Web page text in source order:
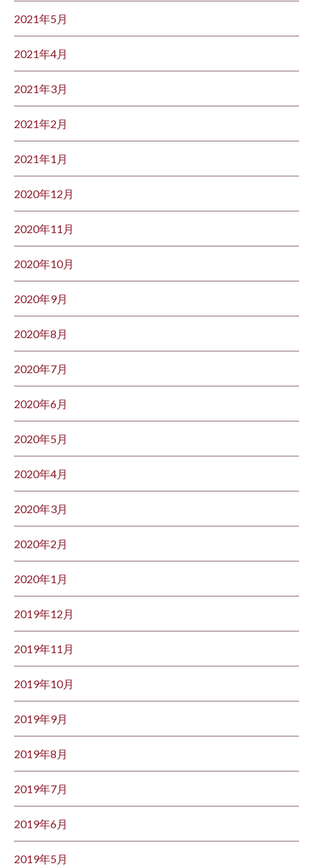
2021年5月
2021年4月
2021年3月
2021年2月
2021年1月
2020年12月
2020年11月
2020年10月
2020年9月
2020年8月
2020年7月
2020年6月
2020年5月
2020年4月
2020年3月
2020年2月
2020年1月
2019年12月
2019年11月
2019年10月
2019年9月
2019年8月
2019年7月
2019年6月
2019年5月